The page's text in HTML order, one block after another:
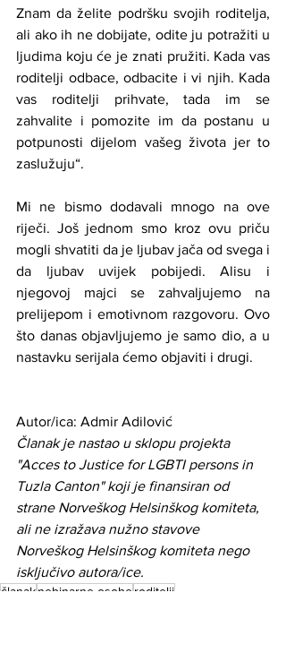
Znam da želite podršku svojih roditelja,
ali ako ih ne dobijate, odite ju potražiti u
ljudima koju će je znati pružiti. Kada vas
roditelji odbace, odbacite i vi njih. Kada
vas roditelji prihvate, tada im se
zahvalite i pomozite im da postanu u
potpunosti dijelom vašeg života jer to
zaslužuju“.
Mi ne bismo dodavali mnogo na ove
riječi. Još jednom smo kroz ovu priču
mogli shvatiti da je ljubav jača od svega i
da ljubav uvijek pobijedi. Alisu i
njegovoj majci se zahvaljujemo na
prelijepom i emotivnom razgovoru. Ovo
što danas objavljujemo je samo dio, a u
nastavku serijala ćemo objaviti i drugi.
Autor/ica: Admir Adilović
Članak je nastao u sklopu projekta
"Acces to Justice for LGBTI persons in
Tuzla Canton" koji je finansiran od
strane Norveškog Helsinškog komiteta,
ali ne izražava nužno stavove
Norveškog Helsinškog komiteta nego
isključivo autora/ice.
članaknebinarne osobe roditelji